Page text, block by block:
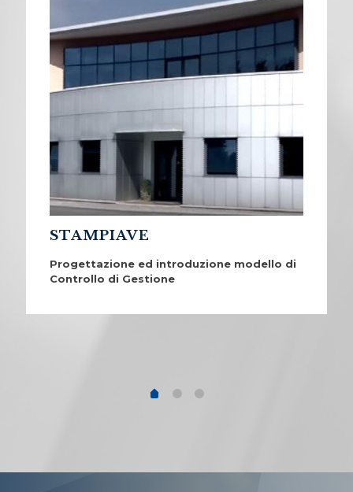
STAMPIAVE
Progettazione ed introduzione modello di
Controllo di Gestione